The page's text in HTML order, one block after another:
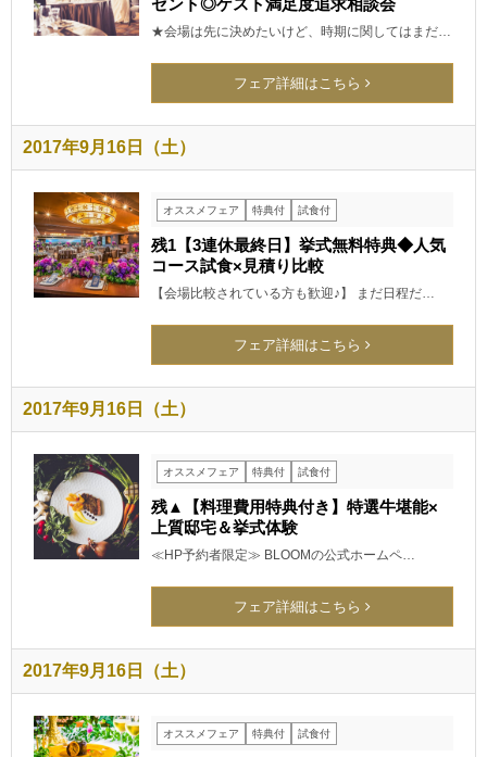
ゼント◎ゲスト満足度追求相談会
★会場は先に決めたいけど、時期に関してはまだ…
フェア詳細はこちら
2017年9月16日（土）
オススメフェア 特典付 試食付
残1【3連休最終日】挙式無料特典◆人気
コース試食×見積り比較
【会場比較されている方も歓迎♪】 まだ日程だ…
フェア詳細はこちら
2017年9月16日（土）
オススメフェア 特典付 試食付
残▲【料理費用特典付き】特選牛堪能×
上質邸宅＆挙式体験
≪HP予約者限定≫ BLOOMの公式ホームペ…
フェア詳細はこちら
2017年9月16日（土）
オススメフェア 特典付 試食付